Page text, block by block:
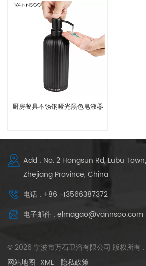
厨房餐具不锈钢哑光黑色皂液器
Add : No. 2 Hongsun Rd, Lubu
Zhejiang Province, China
电话 : +86 -13566387372
电子邮件 : elmagao@vannsoo.com
© 2026 宁波市万石卫浴有限公司 版权所有 .
网站地图 XML 隐私政策